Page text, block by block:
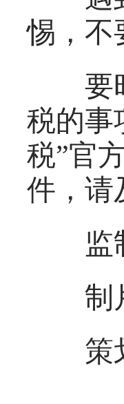
惕，不
要时
税的事
税”官
件，请
监
制片
策划